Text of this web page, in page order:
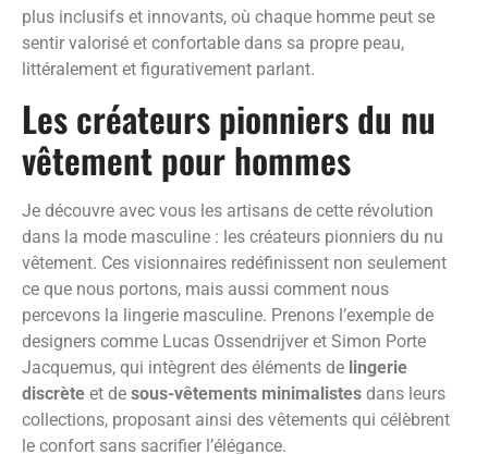
plus inclusifs et innovants, où chaque homme peut se
sentir valorisé et confortable dans sa propre peau,
littéralement et figurativement parlant.
Les créateurs pionniers du nu
vêtement pour hommes
Je découvre avec vous les artisans de cette révolution
dans la mode masculine : les créateurs pionniers du nu
vêtement. Ces visionnaires redéfinissent non seulement
ce que nous portons, mais aussi comment nous
percevons la lingerie masculine. Prenons l’exemple de
designers comme Lucas Ossendrijver et Simon Porte
Jacquemus, qui intègrent des éléments de lingerie
discrète et de sous-vêtements minimalistes dans leurs
collections, proposant ainsi des vêtements qui célèbrent
le confort sans sacrifier l’élégance.